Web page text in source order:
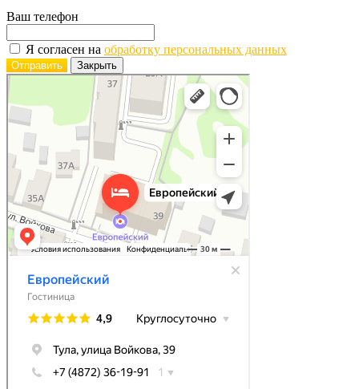
Ваш телефон
Я согласен на обработку персональных данных
Отправить Закрыть